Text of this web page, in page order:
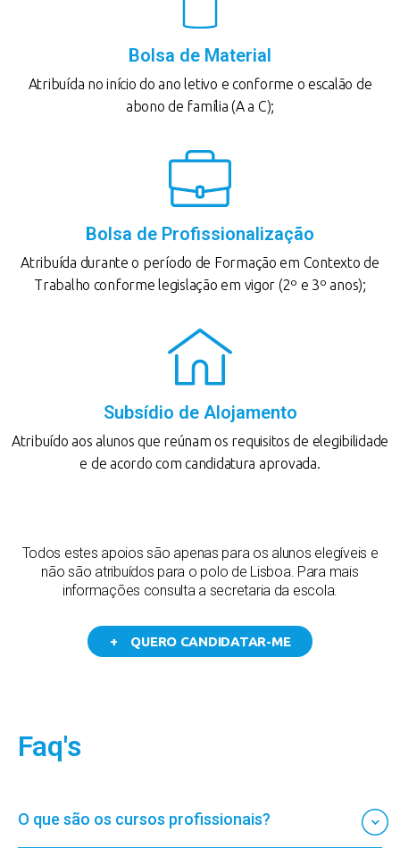
Bolsa de Material
Atribuída no início do ano letivo e conforme o escalão de
abono de família (A a C);
Bolsa de Profissionalização
Atribuída durante o período de Formação em Contexto de
Trabalho conforme legislação em vigor (2º e 3º anos);
Subsídio de Alojamento
Atribuído aos alunos que reúnam os requisitos de elegibilidade
e de acordo com candidatura aprovada.
Todos estes apoios são apenas para os alunos elegíveis e
não são atribuídos para o polo de Lisboa. Para mais
informações consulta a secretaria da escola.
+ QUERO CANDIDATAR-ME
Faq's
O que são os cursos profissionais?